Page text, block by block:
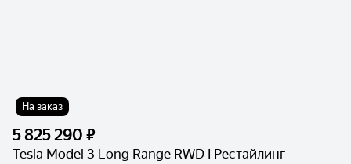
На заказ
5 825 290 ₽
Tesla Model 3 Long Range RWD I Рестайлинг